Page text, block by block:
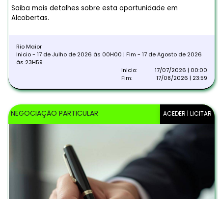
Saiba mais detalhes sobre esta oportunidade em
Alcobertas.
Rio Maior
Inicio - 17 de Julho de 2026 às 00H00 | Fim - 17 de Agosto de 2026
às 23H59
Inicio:
17/07/2026 | 00:00
Fim:
17/08/2026 | 23:59
ACEDER | LICITAR
NEGOCIAÇÃO PARTICULAR